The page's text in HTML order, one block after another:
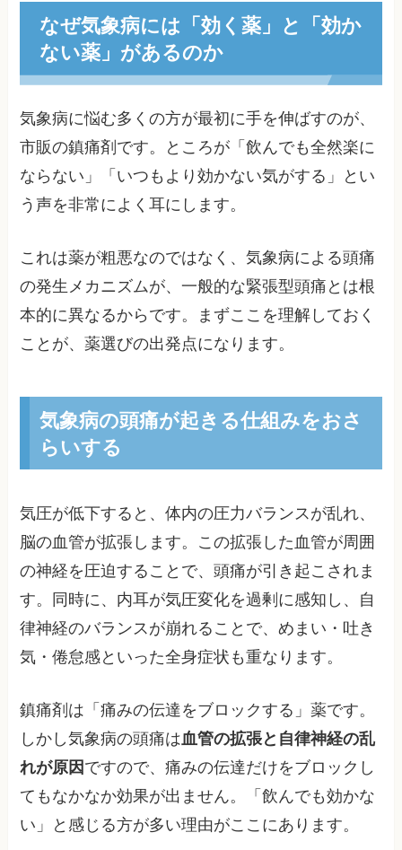
なぜ気象病には「効く薬」と「効か
ない薬」があるのか
気象病に悩む多くの方が最初に手を伸ばすのが、
市販の鎮痛剤です。ところが「飲んでも全然楽に
ならない」「いつもより効かない気がする」とい
う声を非常によく耳にします。
これは薬が粗悪なのではなく、気象病による頭痛
の発生メカニズムが、一般的な緊張型頭痛とは根
本的に異なるからです。まずここを理解しておく
ことが、薬選びの出発点になります。
気象病の頭痛が起きる仕組みをおさ
らいする
気圧が低下すると、体内の圧力バランスが乱れ、
脳の血管が拡張します。この拡張した血管が周囲
の神経を圧迫することで、頭痛が引き起こされま
す。同時に、内耳が気圧変化を過剰に感知し、自
律神経のバランスが崩れることで、めまい・吐き
気・倦怠感といった全身症状も重なります。
鎮痛剤は「痛みの伝達をブロックする」薬です。
しかし気象病の頭痛は血管の拡張と自律神経の乱
れが原因 ですので、痛みの伝達だけをブロックし
てもなかなか効果が出ません。「飲んでも効かな
い」と感じる方が多い理由がここにあります。